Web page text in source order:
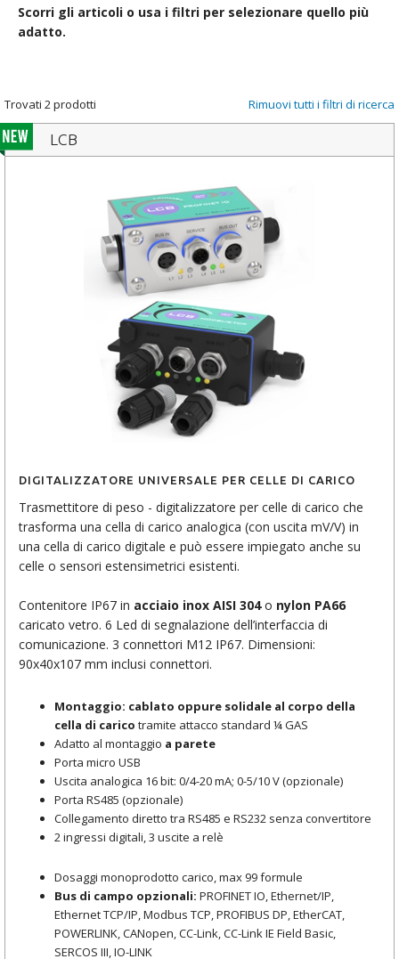
Scorri gli articoli o usa i filtri per selezionare quello più
adatto.
Trovati 2 prodotti Rimuovi tutti i filtri di ricerca
LCB
DIGITALIZZATORE UNIVERSALE PER CELLE DI CARICO
Trasmettitore di peso - digitalizzatore per celle di carico che
trasforma una cella di carico analogica (con uscita mV/V) in
una cella di carico digitale e può essere impiegato anche su
celle o sensori estensimetrici esistenti.
Contenitore IP67 in acciaio inox AISI 304o nylon PA66
caricato vetro. 6 Led di segnalazione dell’interfaccia di
comunicazione. 3 connettori M12 IP67. Dimensioni:
90x40x107 mm inclusi connettori.
Montaggio: cablato oppure solidale al corpo della
cella di carico tramite attacco standard ¼ GAS
Adatto al montaggio a parete
Porta micro USB
Uscita analogica 16 bit: 0/4-20 mA; 0-5/10 V (opzionale)
Porta RS485 (opzionale)
Collegamento diretto tra RS485 e RS232 senza convertitore
2 ingressi digitali, 3 uscite a relè
Dosaggi monoprodotto carico, max 99 formule
Bus di campo opzionali: PROFINET IO, Ethernet/IP,
Ethernet TCP/IP, Modbus TCP, PROFIBUS DP, EtherCAT,
POWERLINK, CANopen, CC-Link, CC-Link IE Field Basic,
SERCOS III, IO-LINK